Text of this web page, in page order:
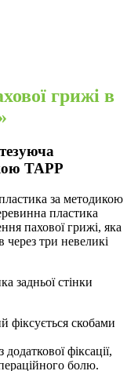
грижі в
ТАРР
за методикою
пластика
пахової грижі, яка
через три невеликі
задньої стінки
фіксується скобами
фіксації,
болю.